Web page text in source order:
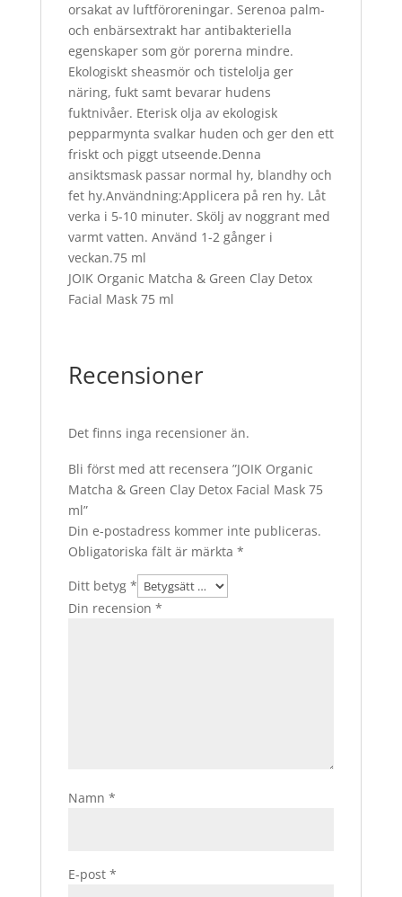
orsakat av luftföroreningar. Serenoa palm-
och enbärsextrakt har antibakteriella
egenskaper som gör porerna mindre.
Ekologiskt sheasmör och tistelolja ger
näring, fukt samt bevarar hudens
fuktnivåer. Eterisk olja av ekologisk
pepparmynta svalkar huden och ger den ett
friskt och piggt utseende.Denna
ansiktsmask passar normal hy, blandhy och
fet hy.Användning:Applicera på ren hy. Låt
verka i 5-10 minuter. Skölj av noggrant med
varmt vatten. Använd 1-2 gånger i
veckan.75 ml
JOIK Organic Matcha & Green Clay Detox
Facial Mask 75 ml
Recensioner
Det finns inga recensioner än.
Bli först med att recensera ”JOIK Organic
Matcha & Green Clay Detox Facial Mask 75
ml”
Din e-postadress kommer inte publiceras.
Obligatoriska fält är märkta *
Ditt betyg *
Din recension *
Namn *
E-post *